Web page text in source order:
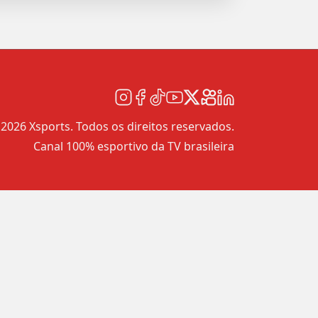
Xsports. Todos os direitos reservados.
Canal 100% esportivo da TV brasileira